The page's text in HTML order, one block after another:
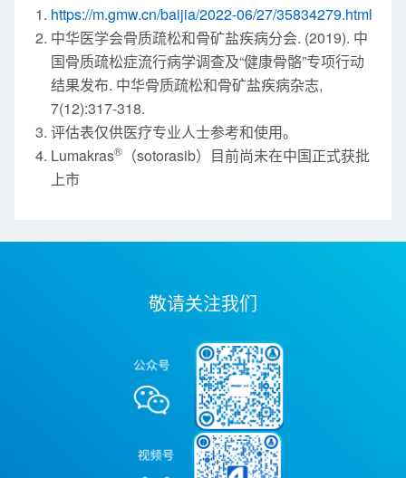
https://m.gmw.cn/baijia/2022-06/27/35834279.html
中华医学会骨质疏松和骨矿盐疾病分会. (2019). 中
国骨质疏松症流行病学调查及“健康骨骼”专项行动
结果发布. 中华骨质疏松和骨矿盐疾病杂志,
7(12):317-318.
评估表仅供医疗专业人士参考和使用。
Lumakras®
（sotorasib）目前尚未在中国正式获批
上市
敬请关注我们